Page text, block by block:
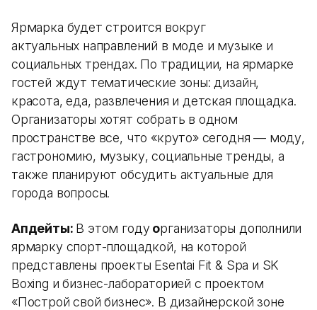
Ярмарка будет строится вокруг
актуальных направлений в моде и музыке и
социальных трендах. По традиции, на ярмарке
гостей ждут тематические зоны: дизайн,
красота, еда, развлечения и детская площадка.
Организаторы хотят собрать в одном
пространстве все, что «круто» сегодня — моду,
гастрономию, музыку, социальные тренды, а
также планируют обсудить актуальные для
города вопросы.
Апдейты: В этом году организаторы дополнили
ярмарку спорт-площадкой, на которой
представлены проекты Esentai Fit & Spa и SK
Boxing и бизнес-лабораторией с проектом
«Построй свой бизнес». В дизайнерской зоне